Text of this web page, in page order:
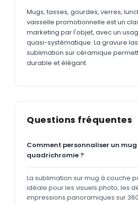
Mugs, tasses, gourdes, verres,
vaisselle promotionnelle est un
marketing par l'objet, avec un
quasi-systématique. La gravure
sublimation sur céramique
durable et élégant.
Questions fréquentes
Comment personnaliser un mug
quadrichromie ?
La sublimation sur mug à couche
idéale pour les visuels photo, les
impressions panoramiques sur